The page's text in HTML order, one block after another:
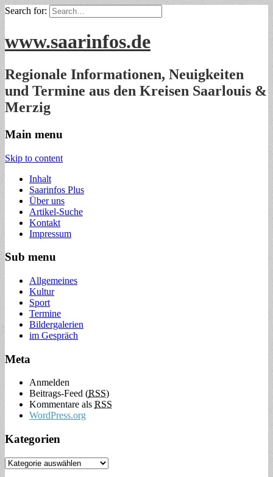
Search for:
www.saarinfos.de
Regionale Informationen, Neuigkeiten
und Termine aus den Kreisen Saarlouis &
Merzig
Main menu
Skip to content
Inhalt
Saarinfos Plus
Über uns
Artikel-Suche
Kontakt
Impressum
Sub menu
Allgemeines
Kultur
Sport
Termine
Bildergalerien
im Gespräch
Meta
Anmelden
Beitrags-Feed (RSS)
Kommentare als RSS
WordPress.org
Kategorien